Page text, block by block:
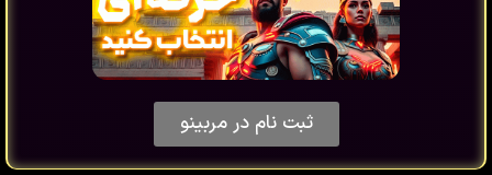
ثبت نام در مربینو